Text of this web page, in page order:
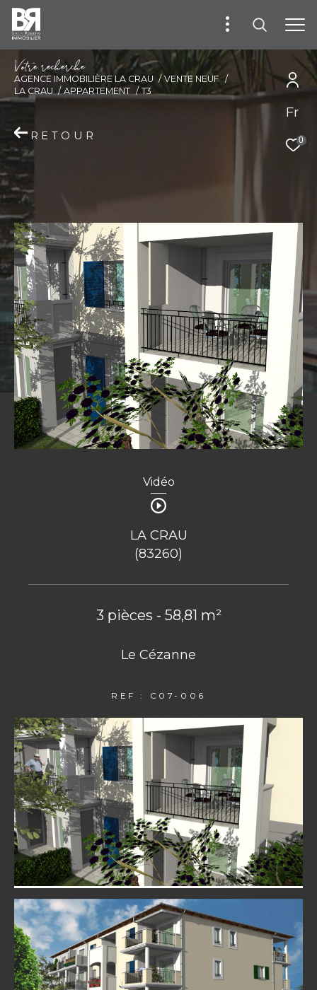
Fr
0
Votre recherche
AGENCE IMMOBILIÈRE LA CRAU
VENTE NEUF
LA CRAU
APPARTEMENT T3
RETOUR
Vidéo
LA CRAU
(83260)
3 pièces - 58,81 m²
Le Cézanne
REF : C07-006